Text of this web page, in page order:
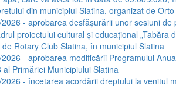
din municipiul Slatina, organizat de
- aprobarea desfășurării unor sesiuni
proiectului cultural și educațional „Tabăra
Rotary Club Slatina, în municipiul Slatina
- aprobarea modificării Programului
Primăriei Municipiului Slatina
- încetarea acordării dreptului la venitul